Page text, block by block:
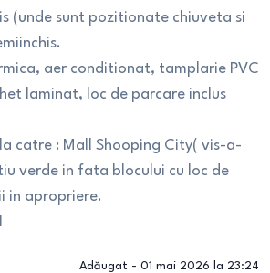
(unde sunt pozitionate chiuveta si
aer conditionat, tamplarie PVC
laminat, loc de parcare inclus
catre : Mall Shooping City( vis-a-
verde in fata blocului cu loc de
in apropriere.
Adăugat - 01 mai 2026 la 23:24